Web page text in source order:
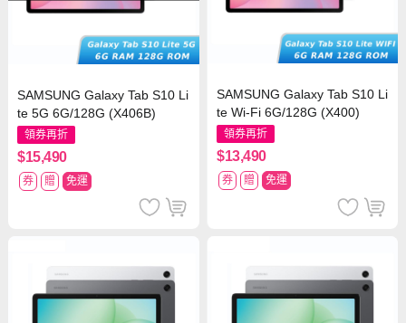
SAMSUNG Galaxy Tab S10 Li
te 5G 6G/128G (X406B)
領券再折
$15,490
券 贈 免運
SAMSUNG Galaxy Tab S10 Li
te Wi-Fi 6G/128G (X400)
領券再折
$13,490
券 贈 免運